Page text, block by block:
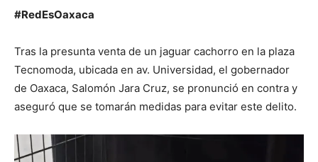
#RedEsOaxaca
Tras la presunta venta de un jaguar cachorro en la plaza
Tecnomoda, ubicada en av. Universidad, el gobernador
de Oaxaca, Salomón Jara Cruz, se pronunció en contra y
aseguró que se tomarán medidas para evitar este delito.